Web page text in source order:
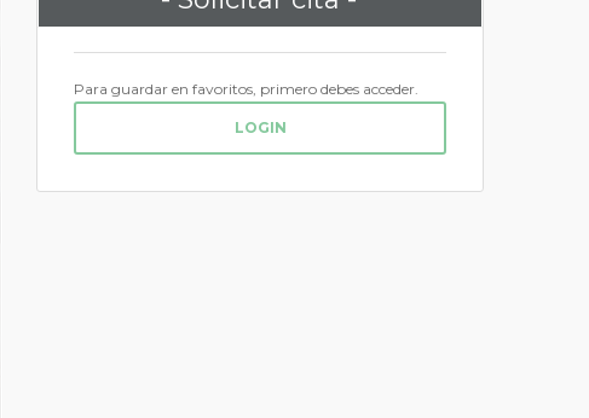
Para guardar en favoritos, primero debes acceder.
LOGIN